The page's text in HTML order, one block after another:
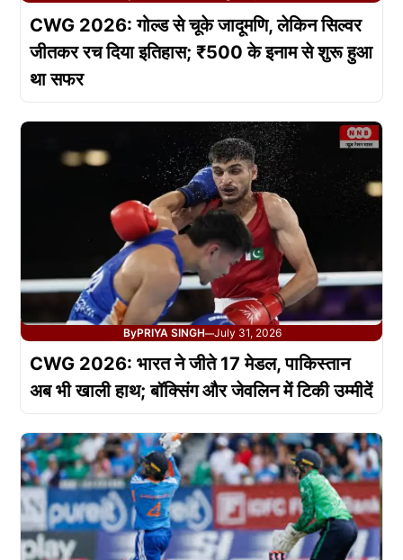
CWG 2026: गोल्ड से चूके जादूमणि, लेकिन सिल्वर
जीतकर रच दिया इतिहास; ₹500 के इनाम से शुरू हुआ
था सफर
ByPRIYA SINGH—July 31, 2026
CWG 2026: भारत ने जीते 17 मेडल, पाकिस्तान
अब भी खाली हाथ; बॉक्सिंग और जेवलिन में टिकी उम्मीदें